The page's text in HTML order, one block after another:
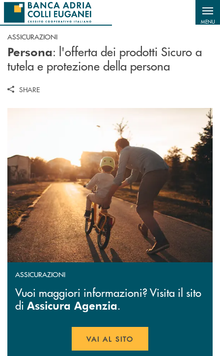
Salta al contenuto principale
MENU
ASSICURAZIONI
Persona: l'offerta dei prodotti Sicuro a
tutela e protezione della persona
SHARE
ASSICURAZIONI
Vuoi maggiori informazioni? Visita il sito
di Assicura Agenzia.
VAI AL SITO